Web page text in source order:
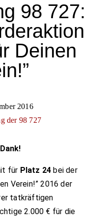
98 727:
Deinen
2016
der 98 727
für Platz 24 bei der
Verein!” 2016 der
tatkräftigen
2.000 € für die